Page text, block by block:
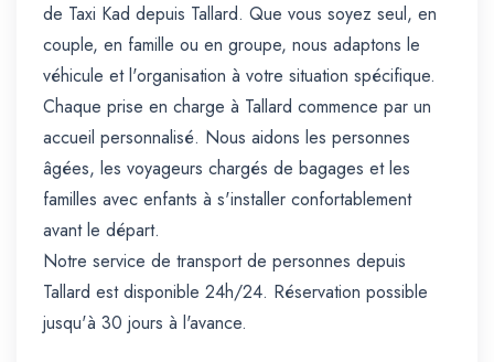
de Taxi Kad depuis Tallard. Que vous soyez seul, en
couple, en famille ou en groupe, nous adaptons le
véhicule et l'organisation à votre situation spécifique.
Chaque prise en charge à Tallard commence par un
accueil personnalisé. Nous aidons les personnes
âgées, les voyageurs chargés de bagages et les
familles avec enfants à s'installer confortablement
avant le départ.
Notre service de transport de personnes depuis
Tallard est disponible 24h/24. Réservation possible
jusqu'à 30 jours à l'avance.